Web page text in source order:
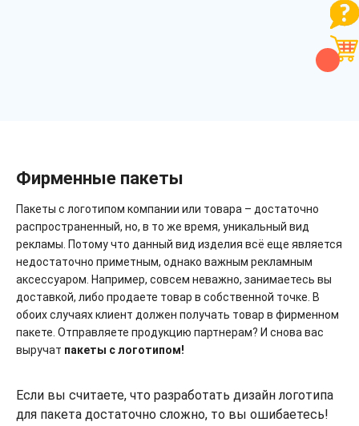
Фирменные пакеты
Пакеты с логотипом компании или товара – достаточно
распространенный, но, в то же время, уникальный вид
рекламы. Потому что данный вид изделия всё еще является
недостаточно приметным, однако важным рекламным
аксессуаром. Например, совсем неважно, занимаетесь вы
доставкой, либо продаете товар в собственной точке. В
обоих случаях клиент должен получать товар в фирменном
пакете. Отправляете продукцию партнерам? И снова вас
выручат пакеты с логотипом!
Если вы считаете, что разработать дизайн логотипа
для пакета достаточно сложно, то вы ошибаетесь!